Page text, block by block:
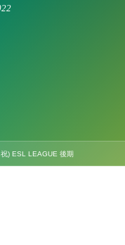
祝) ESL LEAGUE 後期